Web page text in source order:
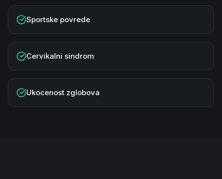
Sportske povrede
Cervikalni sindrom
Ukocenost zglobova